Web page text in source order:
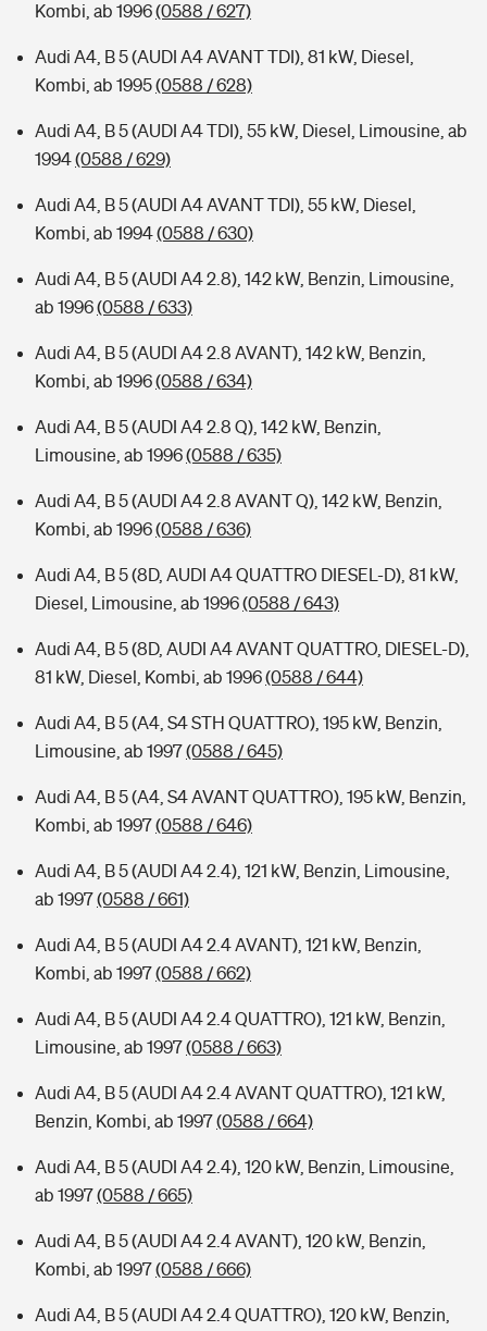
Kombi, ab 1996(0588 / 627)
Audi A4, B 5 (AUDI A4 AVANT TDI), 81 kW, Diesel,
Kombi, ab 1995(0588 / 628)
Audi A4, B 5 (AUDI A4 TDI), 55 kW, Diesel, Limousine, ab
1994(0588 / 629)
Audi A4, B 5 (AUDI A4 AVANT TDI), 55 kW, Diesel,
Kombi, ab 1994(0588 / 630)
Audi A4, B 5 (AUDI A4 2.8), 142 kW, Benzin, Limousine,
ab 1996(0588 / 633)
Audi A4, B 5 (AUDI A4 2.8 AVANT), 142 kW, Benzin,
Kombi, ab 1996(0588 / 634)
Audi A4, B 5 (AUDI A4 2.8 Q), 142 kW, Benzin,
Limousine, ab 1996(0588 / 635)
Audi A4, B 5 (AUDI A4 2.8 AVANT Q), 142 kW, Benzin,
Kombi, ab 1996(0588 / 636)
Audi A4, B 5 (8D, AUDI A4 QUATTRO DIESEL-D), 81 kW,
Diesel, Limousine, ab 1996(0588 / 643)
Audi A4, B 5 (8D, AUDI A4 AVANT QUATTRO, DIESEL-D),
81 kW, Diesel, Kombi, ab 1996(0588 / 644)
Audi A4, B 5 (A4, S4 STH QUATTRO), 195 kW, Benzin,
Limousine, ab 1997(0588 / 645)
Audi A4, B 5 (A4, S4 AVANT QUATTRO), 195 kW, Benzin,
Kombi, ab 1997(0588 / 646)
Audi A4, B 5 (AUDI A4 2.4), 121 kW, Benzin, Limousine,
ab 1997(0588 / 661)
Audi A4, B 5 (AUDI A4 2.4 AVANT), 121 kW, Benzin,
Kombi, ab 1997(0588 / 662)
Audi A4, B 5 (AUDI A4 2.4 QUATTRO), 121 kW, Benzin,
Limousine, ab 1997(0588 / 663)
Audi A4, B 5 (AUDI A4 2.4 AVANT QUATTRO), 121 kW,
Benzin, Kombi, ab 1997(0588 / 664)
Audi A4, B 5 (AUDI A4 2.4), 120 kW, Benzin, Limousine,
ab 1997(0588 / 665)
Audi A4, B 5 (AUDI A4 2.4 AVANT), 120 kW, Benzin,
Kombi, ab 1997(0588 / 666)
Audi A4, B 5 (AUDI A4 2.4 QUATTRO), 120 kW, Benzin,